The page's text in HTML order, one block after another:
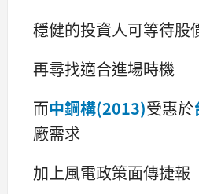
穩健的投資人可等待股
再尋找適合進場時機
而中鋼構(2013)受惠於
廠需求
加上風電政策面傳捷報